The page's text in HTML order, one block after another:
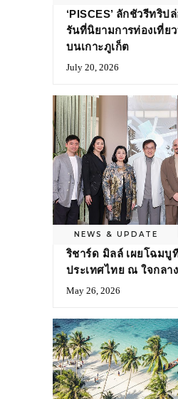
‘PISCES’ ลักชัวรีทริป
รันที่นิยามการท่องเที่ย
บนเกาะภูเก็ต
July 20, 2026
NEWS & UPDATE
ริชาร์ด มิลล์ เผยโฉมบู
ประเทศไทย ณ ใจกลา
May 26, 2026